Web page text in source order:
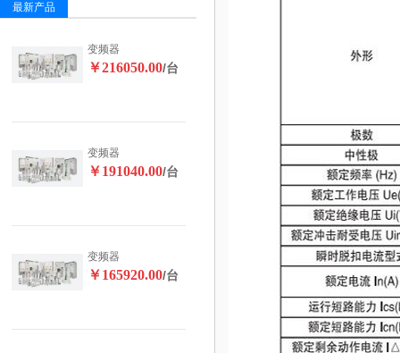
最新产品
变频器
￥216050.00/台
变频器
￥191040.00/台
变频器
￥165920.00/台